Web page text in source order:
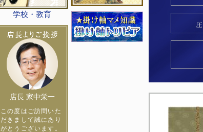
学校・教育
店長 家中栄一
この度はご訪問いた
だきまして誠にあり
がとうございます。